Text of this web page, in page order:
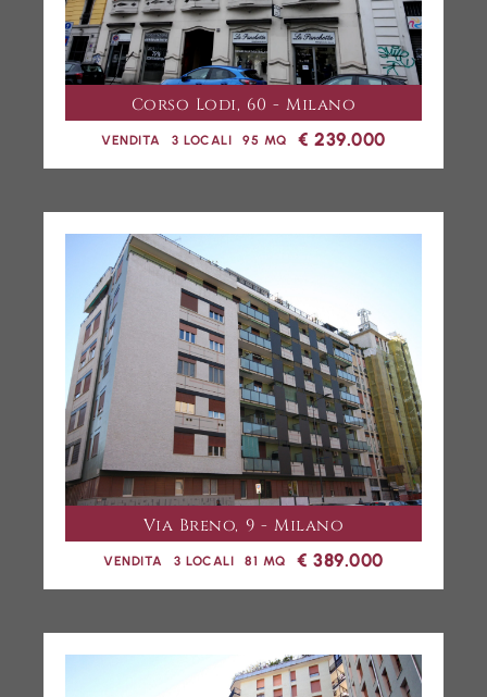
Corso Lodi, 60 - Milano
VENDITA 3 LOCALI 95 MQ € 239.000
Via Breno, 9 - Milano
VENDITA 3 LOCALI 81 MQ € 389.000